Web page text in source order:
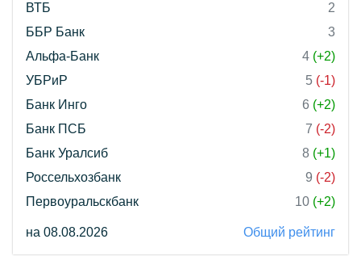
ВТБ
2
ББР Банк
3
Альфа-Банк
4 (+2)
УБРиР
5 (-1)
Банк Инго
6 (+2)
Банк ПСБ
7 (-2)
Банк Уралсиб
8 (+1)
Россельхозбанк
9 (-2)
Первоуральскбанк
10 (+2)
на 08.08.2026 Общий рейтинг